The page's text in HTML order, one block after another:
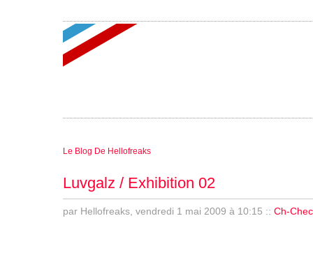
Le Blog De Hellofreaks
Luvgalz / Exhibition 02
par Hellofreaks, vendredi 1 mai 2009 à 10:15 :: Ch-